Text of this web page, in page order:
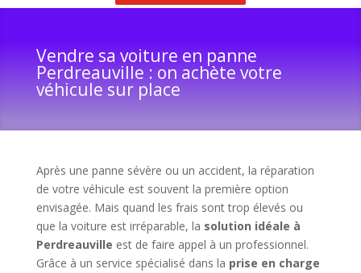
Vendre sa voiture en panne
Perdreauville : on achète votre
véhicule sur place
Après une panne sévère ou un accident, la réparation
de votre véhicule est souvent la première option
envisagée. Mais quand les frais sont trop élevés ou
que la voiture est irréparable, la solution idéale à
Perdreauville est de faire appel à un professionnel.
Grâce à un service spécialisé dans la prise en charge